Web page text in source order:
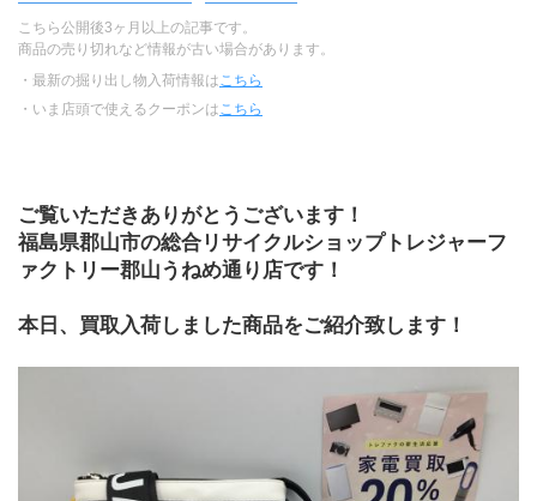
こちら公開後3ヶ月以上の記事です。
商品の売り切れなど情報が古い場合があります。
・最新の掘り出し物入荷情報は こちら
・いま店頭で使えるクーポンは こちら
ご覧いただきありがとうございます！
福島県郡山市の総合リサイクルショップトレジャーフ
ァクトリー郡山うねめ通り店です！
本日、買取入荷しました商品をご紹介致します！